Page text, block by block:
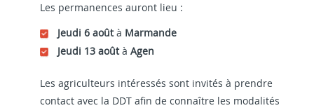
Les permanences auront lieu :
Jeudi 6 aoûtà Marmande
Jeudi 13 aoûtà Agen
Les agriculteurs intéressés sont invités à prendre
contact avec la DDT afin de connaître les modalités